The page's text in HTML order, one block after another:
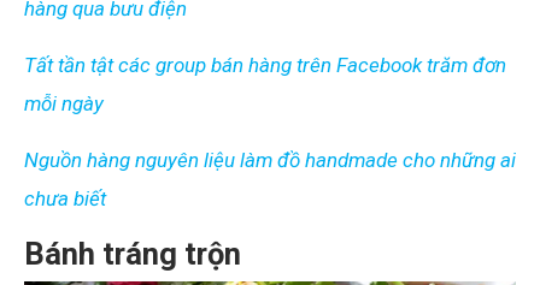
hàng qua bưu điện
Tất tần tật các group bán hàng trên Facebook trăm đơn
mỗi ngày
Nguồn hàng nguyên liệu làm đồ handmade cho những ai
chưa biết
Bánh tráng trộn